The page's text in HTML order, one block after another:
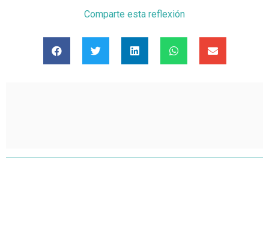
Comparte esta reflexión